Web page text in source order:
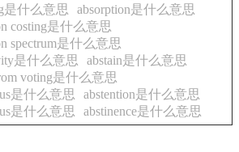
是什么意思
absorption是什么意思
costing是什么意思
spectrum是什么意思
是什么意思
abstain是什么意思
voting是什么意思
是什么意思
abstention是什么意思
是什么意思
abstinence是什么意思